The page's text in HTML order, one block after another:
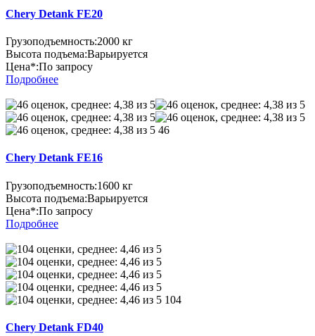
Chery Detank FE20
Грузоподъемность:2000 кг
Высота подъема:Варьируется
Цена*:По запросу
Подробнее
46
Chery Detank FE16
Грузоподъемность:1600 кг
Высота подъема:Варьируется
Цена*:По запросу
Подробнее
104
Chery Detank FD40